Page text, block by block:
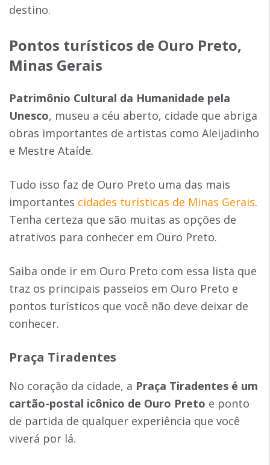
destino.
Pontos turísticos de Ouro Preto,
Minas Gerais
Patrimônio Cultural da Humanidade pela
Unesco, museu a céu aberto, cidade que abriga
obras importantes de artistas como Aleijadinho
e Mestre Ataíde.
Tudo isso faz de Ouro Preto uma das mais
importantes cidades turísticas de Minas Gerais.
Tenha certeza que são muitas as opções de
atrativos para conhecer em Ouro Preto.
Saiba onde ir em Ouro Preto com essa lista que
traz os principais passeios em Ouro Preto e
pontos turísticos que você não deve deixar de
conhecer.
Praça Tiradentes
No coração da cidade, a Praça Tiradentes é um
cartão-postal icônico de Ouro Preto e ponto
de partida de qualquer experiência que você
viverá por lá.